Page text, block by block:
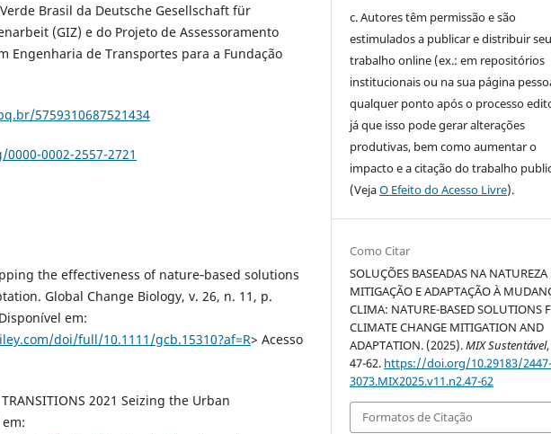
Brasil da Deutsche Gesellschaft für
(GIZ) e do Projeto de Assessoramento
Engenharia de Transportes para a Fundação
5759310687521434
0002-2557-2721
the effectiveness of nature‐based solutions
Global Change Biology, v. 26, n. 11, p.
em:
doi/full/10.1111/gcb.15310?af=R> Acesso
TRANSITIONS 2021 Seizing the Urban
c. Autores têm permissão e são
estimulados a publicar e distribuir seu
trabalho online (ex.: em repositórios
institucionais ou na sua página
qualquer ponto após o processo
já que isso pode gerar alterações
produtivas, bem como aumentar o
impacto e a citação do trabalho
(VejaO Efeito do Acesso Livre).
Como Citar
SOLUÇÕES BASEADAS NA NATUREZA
MITIGAÇÃO E ADAPTAÇÃO À
CLIMA: NATURE-BASED SOLUTIONS
CLIMATE CHANGE MITIGATION AND
ADAPTATION. (2025).MIX Sustentável,
47-62. https://doi.org/10.29183/2447-
3073.MIX2025.v11.n2.47-62
Formatos de Citação